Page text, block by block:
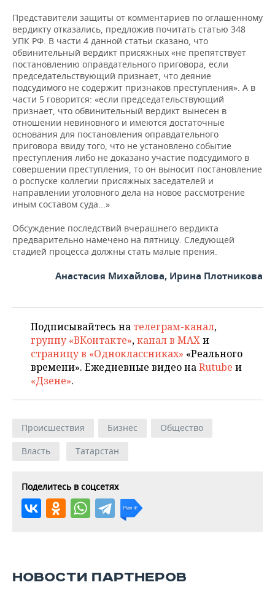
Представители защиты от комментариев по оглашенному
вердикту отказались, предложив почитать статью 348
УПК РФ. В части 4 данной статьи сказано, что
обвинительный вердикт присяжных «не препятствует
постановлению оправдательного приговора, если
председательствующий признает, что деяние
подсудимого не содержит признаков преступления». А в
части 5 говорится: «если председательствующий
признает, что обвинительный вердикт вынесен в
отношении невиновного и имеются достаточные
основания для постановления оправдательного
приговора ввиду того, что не установлено событие
преступления либо не доказано участие подсудимого в
совершении преступления, то он выносит постановление
о роспуске коллегии присяжных заседателей и
направлении уголовного дела на новое рассмотрение
иным составом суда...»
Обсуждение последствий вчерашнего вердикта
предварительно намечено на пятницу. Следующей
стадией процесса должны стать малые прения.
Анастасия Михайлова, Ирина Плотникова
Подписывайтесь на телеграм-канал,
группу «ВКонтакте»,канал в MAXи
страницу в «Одноклассниках» «Реального
времени». Ежедневные видео наRutube и
«Дзене».
Происшествия Бизнес
Общество
Власть
Татарстан
Поделитесь в соцсетях
НОВОСТИ ПАРТНЕРОВ